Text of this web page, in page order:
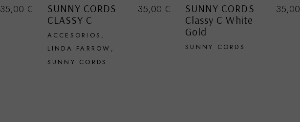
35,00 €
SUNNY CORDS
CLASSY C
ACCESORIOS
LINDA FARROW
SUNNY CORDS
35,00 €
SUNNY CORDS
Classy C White
Gold
SUNNY CORDS
35,00